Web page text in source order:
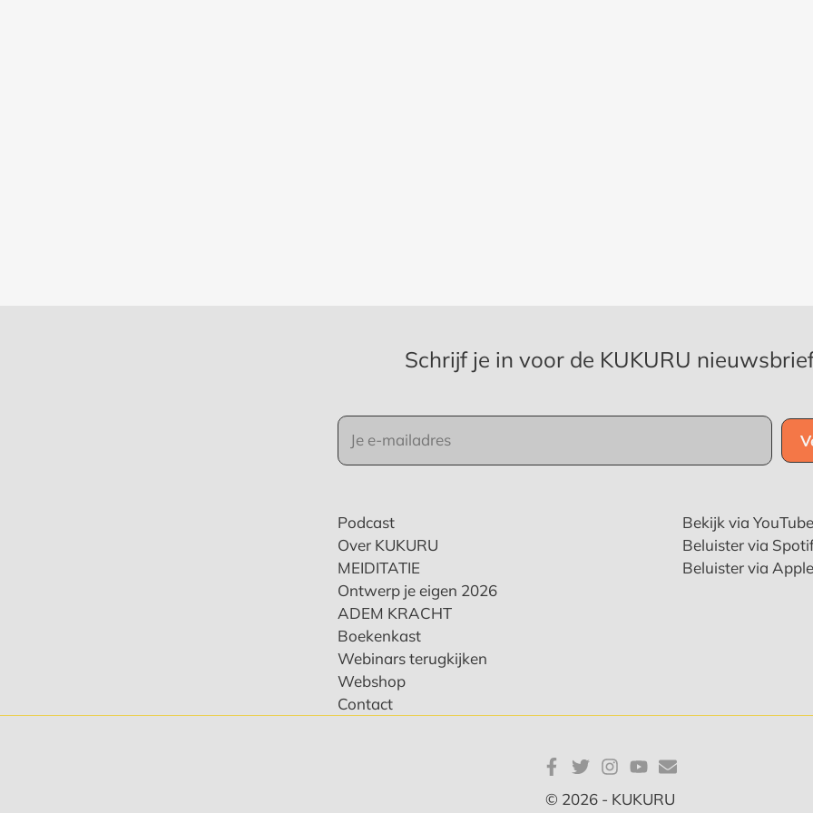
Podcast
Over KUKURU
MEIDITATIE
Ontwerp je eigen 2026
ADEM KRACHT
Boekenkast
Webinars terugkijken
Webshop
Contact
Bekijk via YouTube
Beluister via
Beluister via
Schrijf je in voor de KUKURU
© 2026 - KUKURU